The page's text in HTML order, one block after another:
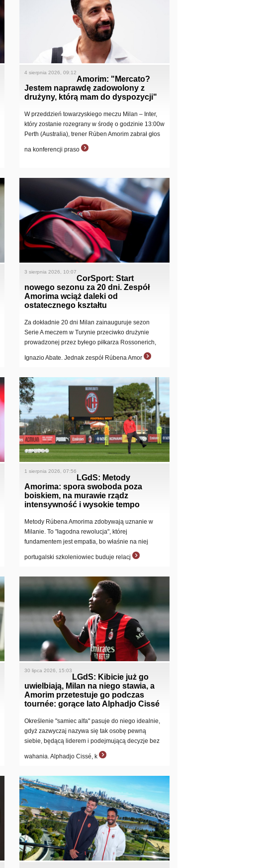
4 sierpnia 2026, 09:12
Amorim: "Mercato?
Jestem naprawdę zadowolony z
drużyny, którą mam do dyspozycji"
W przeddzień towarzyskiego meczu Milan – Inter,
który zostanie rozegrany w środę o godzinie 13:00w
Perth (Australia), trener Rúben Amorim zabrał głos
na konferencji praso
3 sierpnia 2026, 10:07
CorSport: Start
nowego sezonu za 20 dni. Zespół
Amorima wciąż daleki od
ostatecznego kształtu
Za dokładnie 20 dni Milan zainauguruje sezon
Serie A meczem w Turynie przeciwko drużynie
prowadzonej przez byłego piłkarza Rossonerich,
Ignazio Abate. Jednak zespół Rúbena Amor
1 sierpnia 2026, 07:56
LGdS: Metody
Amorima: spora swoboda poza
boiskiem, na murawie rządz
intensywność i wysokie tempo
Metody Rúbena Amorima zdobywają uznanie w
Milanie. To "łagodna rewolucja", której
fundamentem jest empatia, bo właśnie na niej
portugalski szkoleniowiec buduje relacj
30 lipca 2026, 15:03
LGdS: Kibicie już go
uwielbiają, Milan na niego stawia, a
Amorim przetestuje go podczas
tournée: gorące lato Alphadjo Cissé
Określenie "samiec alfa" pasuje do niego idealnie,
gdyż zazwyczaj nazywa się tak osobę pewną
siebie, będącą liderem i podejmującą decyzje bez
wahania. Alphadjo Cissé, k